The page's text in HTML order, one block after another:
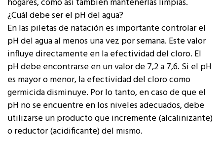
¿Cuál debe ser el pH del agua?
En las piletas de natación es importante controlar el
pH del agua al menos una vez por semana. Este valor
influye directamente en la efectividad del cloro. El
pH debe encontrarse en un valor de 7,2 a 7,6. Si el pH
es mayor o menor, la efectividad del cloro como
germicida disminuye. Por lo tanto, en caso de que el
pH no se encuentre en los niveles adecuados, debe
utilizarse un producto que incremente (alcalinizante)
o reductor (acidificante) del mismo.